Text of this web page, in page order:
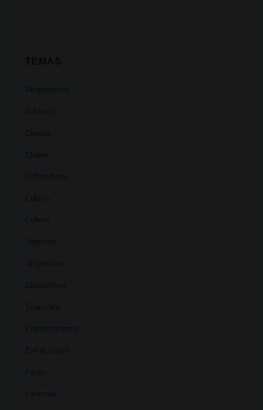
Alimentación
Botánica
Ciencia
Clubes
Coffeeshops
Cultivo
Cultura
Deportes
Dispensario
Dispositivos
Economía
Entretenimiento
Extracciones
Ferias
Finanzas